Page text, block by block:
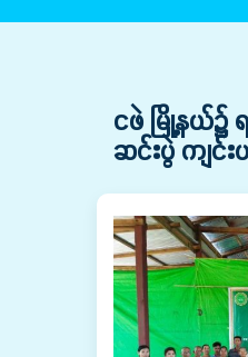
ငဖဲ မြို့နယ်၌
ဆင်းပွဲ ကျင်းပ